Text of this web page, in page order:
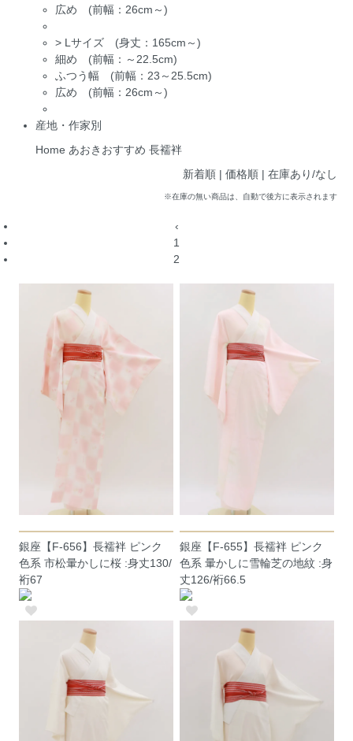
広め (前幅：26cm～)
> Lサイズ (身丈：165cm～)
細め (前幅：～22.5cm)
ふつう幅 (前幅：23～25.5cm)
広め (前幅：26cm～)
産地・作家別
Home あおきおすすめ 長襦袢
新着順 | 価格順 | 在庫あり/なし
※在庫の無い商品は、自動で後方に表示されます
‹
1
2
銀座【F-656】長襦袢 ピンク
色系 市松暈かしに桜 :身丈130/
裄67
銀座【F-655】長襦袢 ピンク
色系 暈かしに雪輪芝の地紋 :身
丈126/裄66.5